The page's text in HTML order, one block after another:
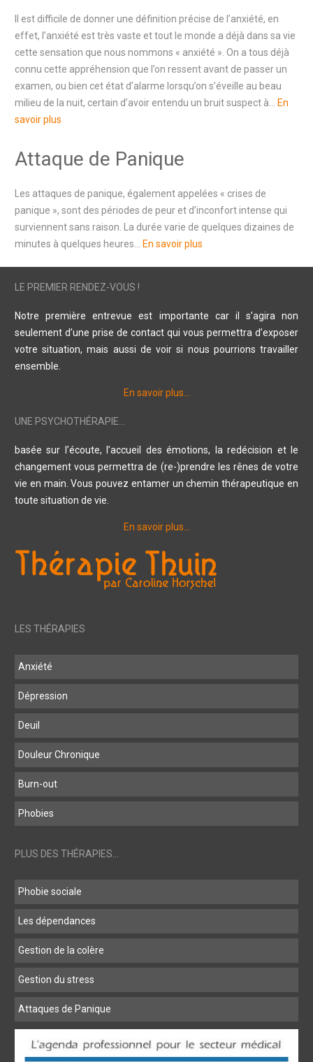
Il est difficile de donner une définition précise de l’anxiété, en
effet, l’anxiété est très vaste et tout le monde a déjà dans sa vie
cette sensation que nous nommons « anxiété ». On a tous déjà
connu cette appréhension que l’on ressent avant de passer un
examen, ou bien cet état d’alarme lorsqu’on s’éveille au beau
milieu de la nuit, certain d’avoir entendu un bruit suspect à…
En
savoir plus
Attaque de Panique
Les attaques de panique, également appelées « crises de
panique », sont des périodes de peur et d’inconfort intense qui
surviennent sans raison. La durée varie de quelques dizaines de
minutes à quelques heures…
En savoir plus
LE PREMIER RENDEZ-VOUS !
Notre première entrevue est importante car il s’agira non
seulement d’une prise de contact qui vous permettra d’exposer
votre situation, mais aussi de voir si nous pourrions travailler
ensemble.
En savoir plus…
UNE PSYCHOTHÉRAPIE...
basée sur l’écoute, l’accueil des émotions, la redécision et le
changement vous permettra de (re-)prendre les rênes de votre
vie en main. Vous pouvez entamer un chemin thérapeutique en
toute situation de vie.
En savoir plus…
LES THÉRAPIES
Anxiété
Dépression
Deuil
Douleur Chronique
Burn-out
Phobies
PLUS DES THÉRAPIES...
Phobie sociale
Les dépendances
Gestion de la colère
Gestion du stress
Attaques de Panique